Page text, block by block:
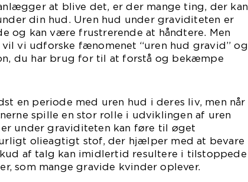
at blive det, er der mange ting, der kan
din hud. Uren hud under graviditeten er
og kan være frustrerende at håndtere. Men
vi udforske fænomenet “uren hud gravid” og
du har brug for til at forstå og bekæmpe
en periode med uren hud i deres liv, men når
spille en stor rolle i udviklingen af uren
under graviditeten kan føre til øget
olieagtigt stof, der hjælper med at bevare
af talg kan imidlertid resultere i tilstoppede
som mange gravide kvinder oplever.